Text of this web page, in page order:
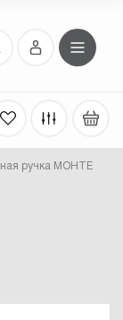
ручка МОНТЕ